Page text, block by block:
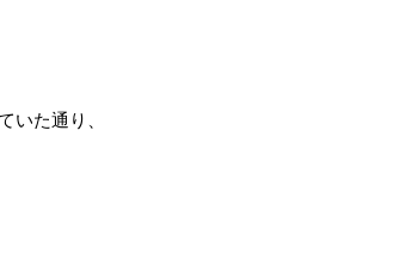
いた通り、